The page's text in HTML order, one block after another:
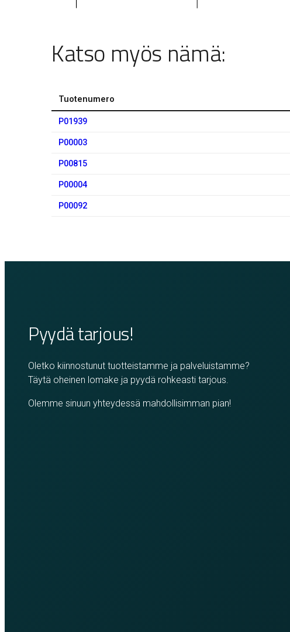
Katso myös nämä:
Tuotenumero
P01939
P00003
P00815
P00004
P00092
Pyydä tarjous!
Oletko kiinnostunut tuotteistamme ja palveluistamme?
Täytä oheinen lomake ja pyydä rohkeasti tarjous.
Olemme sinuun yhteydessä mahdollisimman pian!